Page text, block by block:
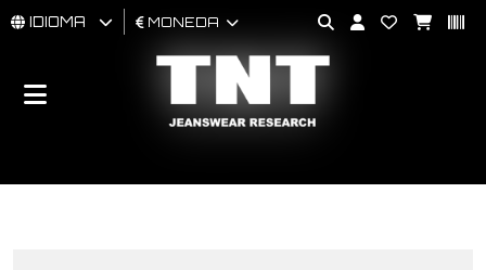
HOMBRES
BRAND
IDIOMA MONEDA